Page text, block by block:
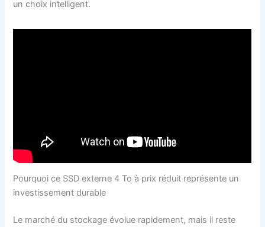
un choix intelligent.
Pourquoi ce SSD externe 4 To à prix réduit représente un
investissement durable
Le marché du stockage évolue rapidement, mais il reste